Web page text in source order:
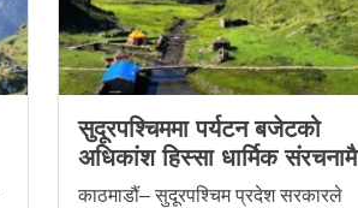
सुदूरपश्चिममा पर्यटन बजेटको
अधिकांश हिस्सा धार्मिक संरचनामै
काठमाडौं– सुदूरपश्चिम प्रदेश सरकारले